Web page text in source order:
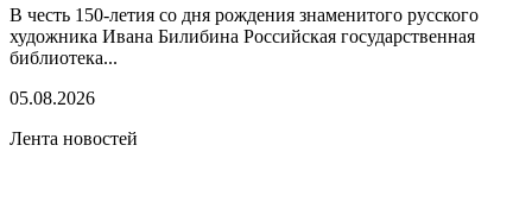
В честь 150-летия со дня рождения знаменитого русского
художника Ивана Билибина Российская государственная
библиотека...
05.08.2026
Лента новостей